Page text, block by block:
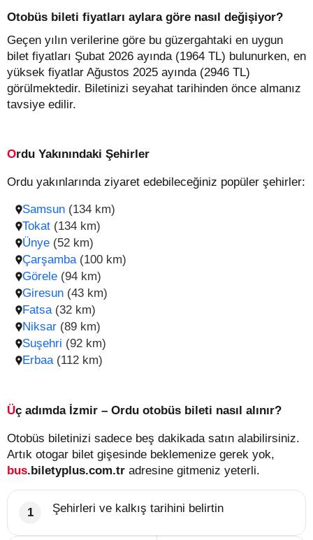
Otobüs bileti fiyatları aylara göre nasıl değişiyor?
Geçen yılın verilerine göre bu güzergahtaki en uygun
bilet fiyatları Şubat 2026 ayında (1964 TL) bulunurken, en
yüksek fiyatlar Ağustos 2025 ayında (2946 TL)
görülmektedir. Biletinizi seyahat tarihinden önce almanız
tavsiye edilir.
Ordu Yakınındaki Şehirler
Ordu yakınlarında ziyaret edebileceğiniz popüler şehirler:
Samsun (134 km)
Giresun (43 km)
Tokat (134 km)
Fatsa (32 km)
Ünye (52 km)
Niksar (89 km)
Çarşamba (100 km)
Suşehri (92 km)
Görele (94 km)
Erbaa (112 km)
Üç adımda İzmir – Ordu otobüs bileti nasıl alınır?
Otobüs biletinizi sadece beş dakikada satın alabilirsiniz.
Artık otogar bilet gişesinde beklemenize gerek yok,
bus.biletyplus.com.tr adresine gitmeniz yeterli.
Şehirleri ve kalkış tarihini belirtin